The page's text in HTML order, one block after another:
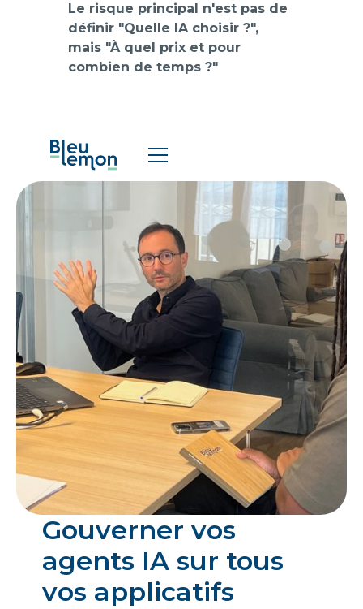
Le risque principal n'est pas de
définir "Quelle IA choisir ?",
mais "À quel prix et pour
combien de temps ?"
Gouverner vos
agents IA sur tous
vos applicatifs